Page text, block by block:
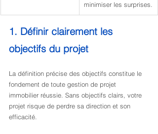
minimiser les surprises.
1. Définir clairement les
objectifs du projet
La définition précise des objectifs constitue le
fondement de toute gestion de projet
immobilier réussie. Sans objectifs clairs, votre
projet risque de perdre sa direction et son
efficacité.